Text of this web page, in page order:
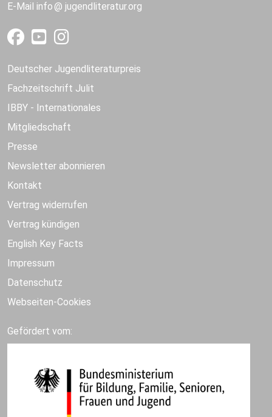
E-Mail info jugendliteratur.org
Deutscher Jugendliteraturpreis
Fachzeitschrift Julit
IBBY - Internationales
Mitgliedschaft
Presse
Newsletter abonnieren
Kontakt
Vertrag widerrufen
Vertrag kündigen
English Key Facts
Impressum
Datenschutz
Webseiten-Cookies
Gefördert vom: